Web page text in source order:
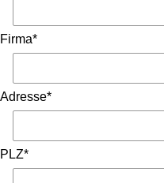
Firma*
Adresse*
PLZ*